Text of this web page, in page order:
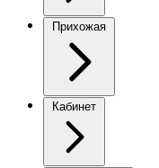
Прихожая
Кабинет